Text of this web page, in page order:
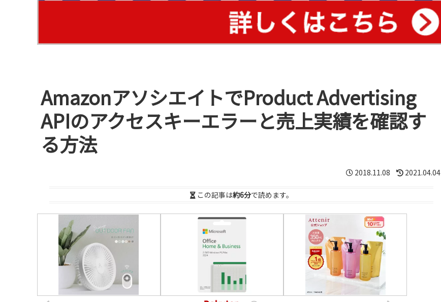
AmazonアソシエイトでProduct Advertising
APIのアクセスキーエラーと売上実績を確認す
る方法
2018.11.08 2021.04.04
この記事は約6分で読めます。